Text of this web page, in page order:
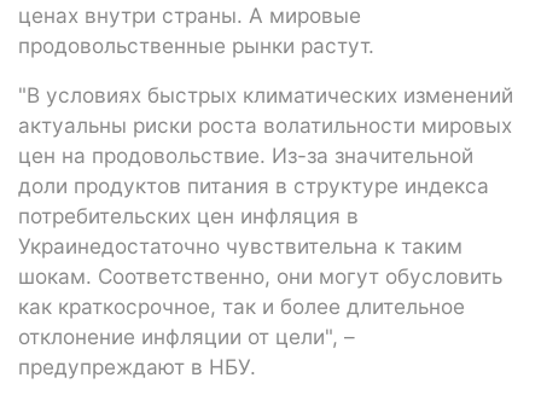
ценах внутри страны. А мировые
продовольственные рынки растут.
"В условиях быстрых климатических изменений
актуальны риски роста волатильности мировых
цен на продовольствие. Из-за значительной
доли продуктов питания в структуре индекса
потребительских цен инфляция в
Украинедостаточно чувствительна к таким
шокам. Соответственно, они могут обусловить
как краткосрочное, так и более длительное
отклонение инфляции от цели", –
предупреждают в НБУ.